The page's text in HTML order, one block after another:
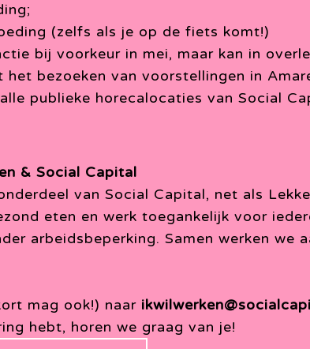
(zelfs als je op de fiets komt!)
bij voorkeur in mei, maar kan in
bezoeken van voorstellingen in
publieke horecalocaties van Social
& Social Capital
van Social Capital, net als
eten en werk toegankelijk voor
arbeidsbeperking. Samen werken we
mag ook!) naar
hebt, horen we graag van je!